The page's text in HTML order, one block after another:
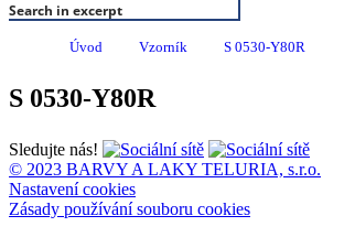
Search in excerpt
Úvod Vzorník S 0530-Y80R
S 0530-Y80R
Sledujte nás!
© 2023 BARVY A LAKY TELURIA, s.r.o.
Nastavení cookies
Zásady používání souboru cookies